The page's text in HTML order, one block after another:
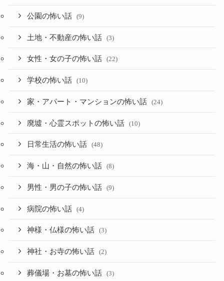
公園の怖い話 (9)
土地・不動産の怖い話 (3)
女性・女の子の怖い話 (22)
学校の怖い話 (10)
家・アパート・マンションの怖い話 (24)
廃墟・心霊スポットの怖い話 (10)
日常生活の怖い話 (48)
海・山・自然の怖い話 (8)
男性・男の子の怖い話 (9)
病院の怖い話 (4)
神様・仏様の怖い話 (3)
神社・お寺の怖い話 (2)
葬儀場・お墓の怖い話 (3)